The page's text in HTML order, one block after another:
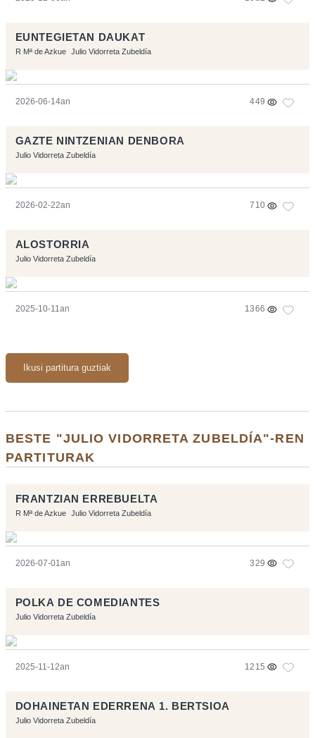
EUNTEGIETAN DAUKAT
R Mª de Azkue Julio Vidorreta Zubeldía
2026-06-14an 449
GAZTE NINTZENIAN DENBORA
Julio Vidorreta Zubeldía
2026-02-22an 710
ALOSTORRIA
Julio Vidorreta Zubeldía
2025-10-11an 1366
Ikusi partitura guztiak
BESTE "JULIO VIDORRETA ZUBELDÍA"-REN
PARTITURAK
FRANTZIAN ERREBUELTA
R Mª de Azkue Julio Vidorreta Zubeldía
2026-07-01an 329
POLKA DE COMEDIANTES
Julio Vidorreta Zubeldía
2025-11-12an 1215
DOHAINETAN EDERRENA 1. BERTSIOA
Julio Vidorreta Zubeldía